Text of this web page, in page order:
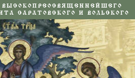
ВЫСОКОПРЕОСВЯЩЕННЕЙШЕГО
САРАТОВСКОГО И ВОЛЬСКОГО